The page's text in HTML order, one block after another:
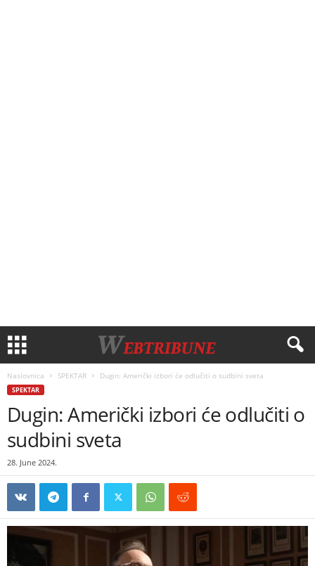
Naslovnica SPEKTAR Dugin: Američki izbori će odlučiti o sudbini sveta
SPEKTAR
Dugin: Američki izbori će odlučiti o
sudbini sveta
28. June 2024.